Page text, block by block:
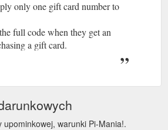
only one gift card number to
full code when they get an
a gift card.
warunki Pi-Mania!.